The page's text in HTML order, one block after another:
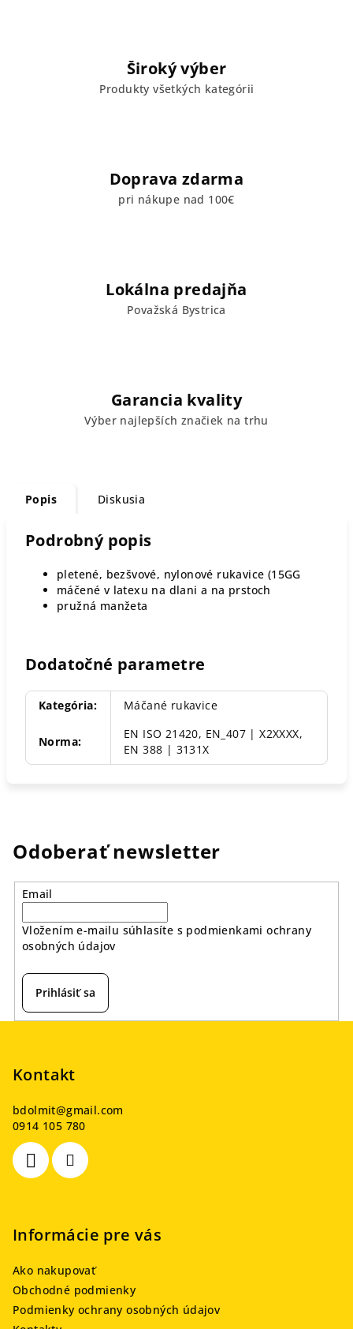
Široký výber
Produkty všetkých kategórii
Doprava zdarma
pri nákupe nad 100€
Lokálna predajňa
Považská Bystrica
Garancia kvality
Výber najlepších značiek na trhu
Popis Diskusia
Podrobný popis
pletené, bezšvové, nylonové rukavice (15GG
máčené v latexu na dlani a na prstoch
pružná manžeta
Dodatočné parametre
Kategória: Máčané rukavice
Norma:
EN ISO 21420, EN_407 | X2XXXX,
EN 388 | 3131X
Odoberať newsletter
Email
Vložením e-mailu súhlasíte s podmienkami ochrany
osobných údajov
Prihlásiť sa
Kontakt
bdolmit@gmail.com
0914 105 780
Informácie pre vás
Ako nakupovať
Obchodné podmienky
Podmienky ochrany osobných údajov